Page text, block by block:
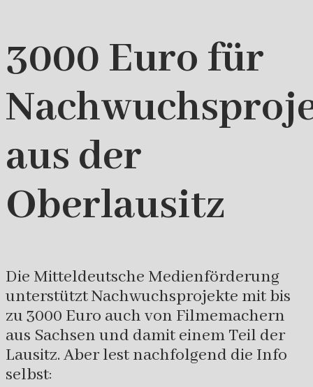
3000 Euro für
aus der
Oberlausitz
Die Mitteldeutsche Medienförderung
unterstützt Nachwuchsprojekte mit bis
zu 3000 Euro auch von Filmemachern
aus Sachsen und damit einem Teil der
Lausitz. Aber lest nachfolgend die Info
selbst: